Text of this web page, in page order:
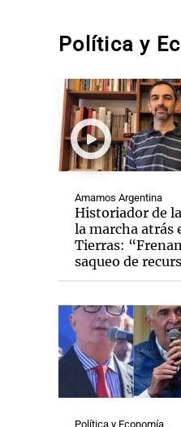
Política y
Amamos Argentina
Historiador de
la marcha atrás
Tierras:
saqueo de
Política y Economía